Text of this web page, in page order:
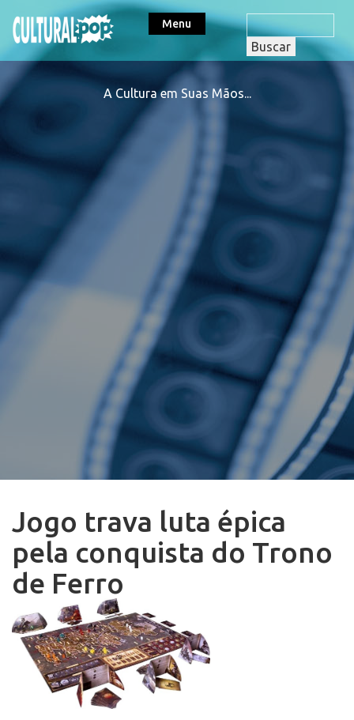
Menu
A Cultura em Suas Mãos...
Jogo trava luta épica
pela conquista do Trono
de Ferro